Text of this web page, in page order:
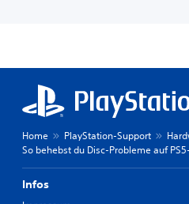
Home PlayStation-Support
So behebst du Disc-Probleme auf
Infos